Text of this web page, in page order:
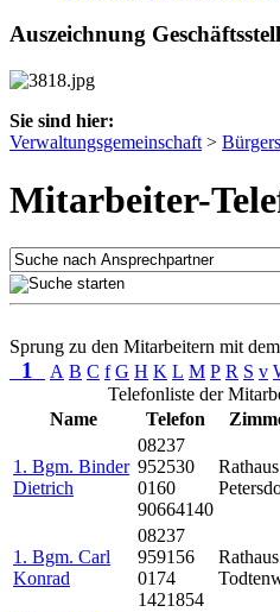
Auszeichnung
Sie sind hier:
Verwaltungsgemeinschaft >
Mitarbeiter-
Sprung zu den Mitarbeitern mit
1 A B C f G H K L M P R S v
Telefonliste der
Name
Telefon
1. Bgm. Binder
Dietrich
08237
952530
0160
90664140
Rathaus
1. Bgm. Carl
Konrad
08237
959156
0174
1421854
Rathaus